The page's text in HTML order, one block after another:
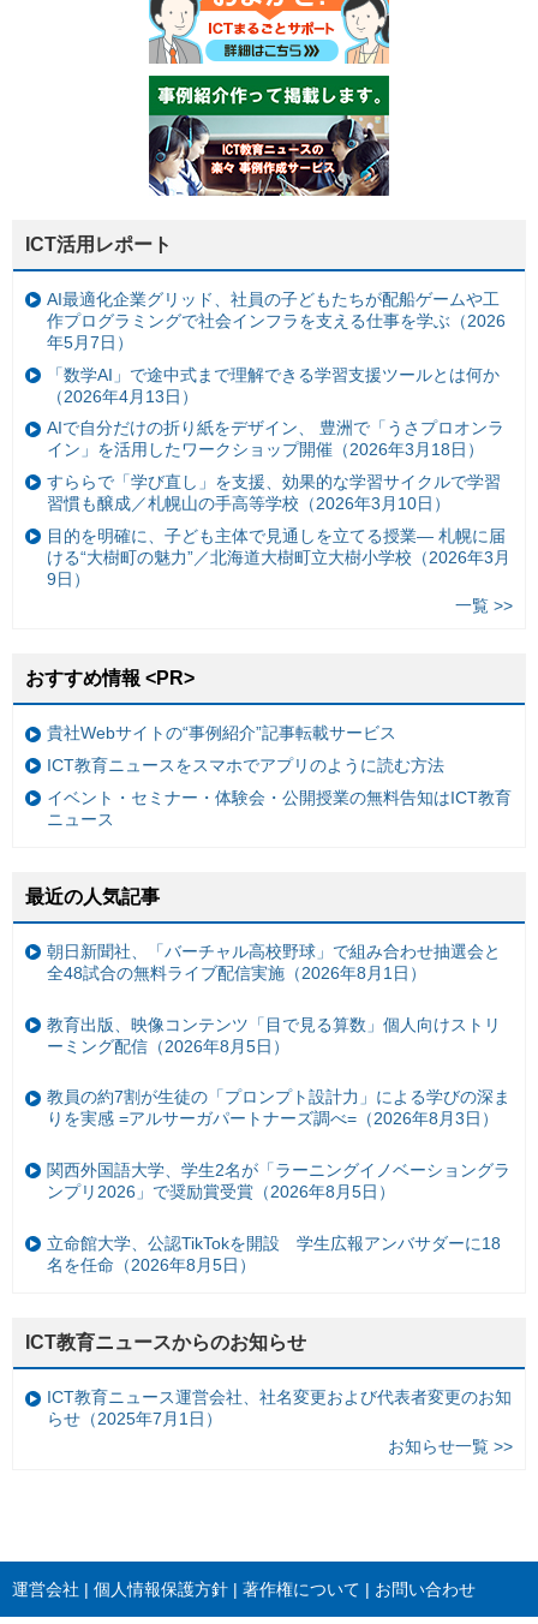
ICT活用レポート
AI最適化企業グリッド、社員の子どもたちが配船ゲームや工
作プログラミングで社会インフラを支える仕事を学ぶ（2026
年5月7日）
「数学AI」で途中式まで理解できる学習支援ツールとは何か
（2026年4月13日）
AIで自分だけの折り紙をデザイン、 豊洲で「うさプロオンラ
イン」を活用したワークショップ開催（2026年3月18日）
すららで「学び直し」を支援、効果的な学習サイクルで学習
習慣も醸成／札幌山の手高等学校（2026年3月10日）
目的を明確に、子ども主体で見通しを立てる授業— 札幌に届
ける“大樹町の魅力”／北海道大樹町立大樹小学校（2026年3月
9日）
一覧 >>
おすすめ情報 <PR>
貴社Webサイトの“事例紹介”記事転載サービス
ICT教育ニュースをスマホでアプリのように読む方法
イベント・セミナー・体験会・公開授業の無料告知はICT教育
ニュース
最近の人気記事
朝日新聞社、「バーチャル高校野球」で組み合わせ抽選会と
全48試合の無料ライブ配信実施（2026年8月1日）
教育出版、映像コンテンツ「目で見る算数」個人向けストリ
ーミング配信（2026年8月5日）
教員の約7割が生徒の「プロンプト設計力」による学びの深ま
りを実感 =アルサーガパートナーズ調べ=（2026年8月3日）
関西外国語大学、学生2名が「ラーニングイノベーショングラ
ンプリ2026」で奨励賞受賞（2026年8月5日）
立命館大学、公認TikTokを開設 学生広報アンバサダーに18
名を任命（2026年8月5日）
ICT教育ニュースからのお知らせ
ICT教育ニュース運営会社、社名変更および代表者変更のお知
らせ（2025年7月1日）
お知らせ一覧 >>
運営会社 個人情報保護方針 著作権について お問い合わせ